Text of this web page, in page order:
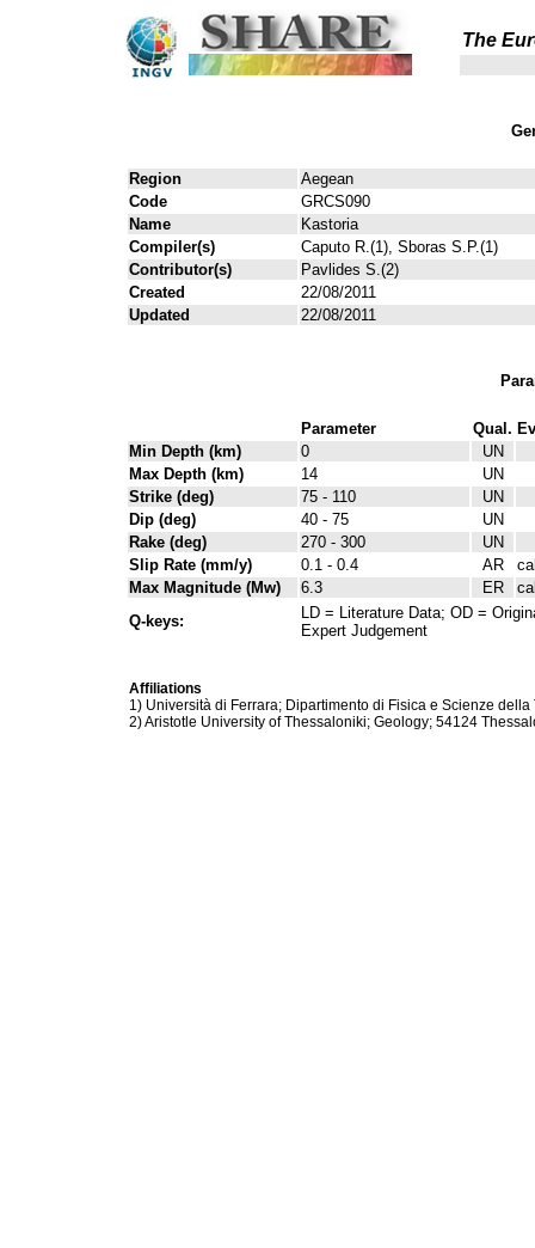
The
Region
Aegean
Code
GRCS090
Name
Kastoria
Compiler(s)
Caputo R.(1), Sboras S.P.(1)
Contributor(s)
Pavlides S.(2)
Created
22/08/2011
Updated
22/08/2011
Parameter Qual.
Min Depth (km)
0
UN
Max Depth (km)
14
UN
Strike (deg)
75 - 110
UN
Dip (deg)
40 - 75
UN
Rake (deg)
270 - 300
UN
Slip Rate (mm/y)
0.1 - 0.4 AR
Max Magnitude (Mw)
6.3 ER
Q-keys:
LD = Literature Data; OD =
Expert Judgement
Affiliations
1) Università di Ferrara; Dipartimento di Fisica e Scienze
2) Aristotle University of Thessaloniki; Geology; 54124